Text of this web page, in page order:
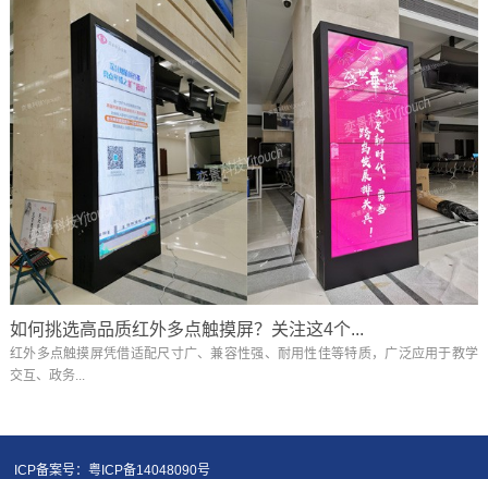
如何挑选高品质红外多点触摸屏？关注这4个...
红外多点触摸屏凭借适配尺寸广、兼容性强、耐用性佳等特质，广泛应用于教学
交互、政务...
ICP备案号：粤ICP备14048090号